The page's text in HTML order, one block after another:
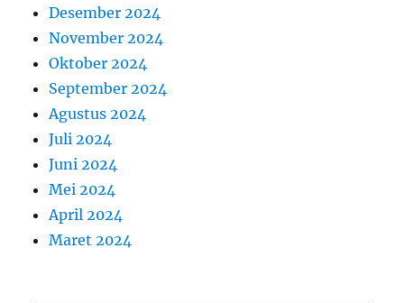
Desember 2024
November 2024
Oktober 2024
September 2024
Agustus 2024
Juli 2024
Juni 2024
Mei 2024
April 2024
Maret 2024